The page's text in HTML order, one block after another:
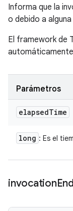
Informa que la
o debido a
El framework de
Parámetros
elapsedTime
long : Es el
invocation